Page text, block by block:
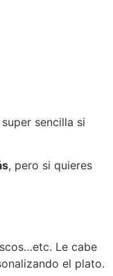
sencilla si
, pero si quieres
Le cabe
el plato.